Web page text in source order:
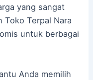
yang sangat
Toko Terpal Nara
untuk berbagai
Anda memilih